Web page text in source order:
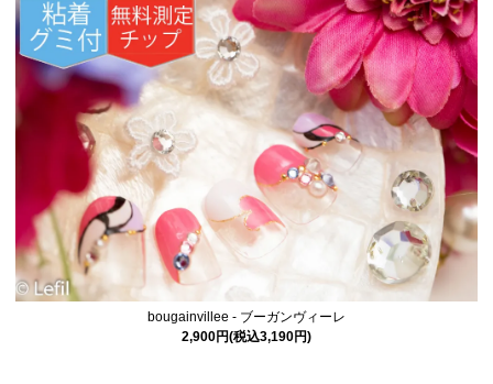
bougainvillee - ブーガンヴィーレ
2,900円(税込3,190円)